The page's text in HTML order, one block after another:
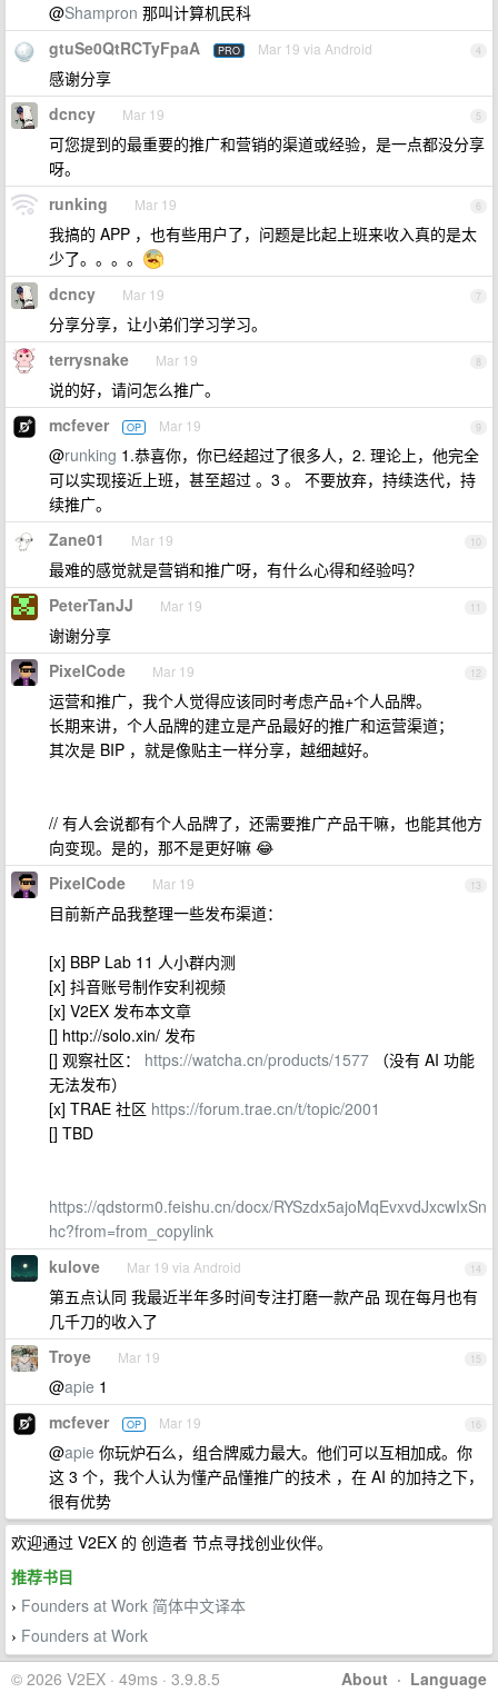
@Shampron 那叫计算机民科
4
gtuSe0QtRCTyFpaA PRO Mar 19 via Android
感谢分享
5
dcncy Mar 19
可您提到的最重要的推广和营销的渠道或经验，是一点都没分享
呀。
6
runking Mar 19
我搞的 APP ，也有些用户了，问题是比起上班来收入真的是太
少了。。。。
7
dcncy Mar 19
分享分享，让小弟们学习学习。
8
terrysnake Mar 19
说的好，请问怎么推广。
9
mcfever OP Mar 19
@runking 1.恭喜你，你已经超过了很多人，2. 理论上，他完全
可以实现接近上班，甚至超过 。3 。 不要放弃，持续迭代，持
续推广。
10
Zane01 Mar 19
最难的感觉就是营销和推广呀，有什么心得和经验吗？
11
PeterTanJJ Mar 19
谢谢分享
12
PixelCode Mar 19
运营和推广，我个人觉得应该同时考虑产品+个人品牌。
长期来讲，个人品牌的建立是产品最好的推广和运营渠道；
其次是 BIP ，就是像贴主一样分享，越细越好。
// 有人会说都有个人品牌了，还需要推广产品干嘛，也能其他方
向变现。是的，那不是更好嘛 😂
13
PixelCode Mar 19
目前新产品我整理一些发布渠道：
[x] BBP Lab 11 人小群内测
[x] 抖音账号制作安利视频
[x] V2EX 发布本文章
[] http://solo.xin/ 发布
[] 观察社区： https://watcha.cn/products/1577 （没有 AI 功能
无法发布）
[x] TRAE 社区 https://forum.trae.cn/t/topic/2001
[] TBD
https://qdstorm0.feishu.cn/docx/RYSzdx5ajoMqEvxvdJxcwIxSn
hc?from=from_copylink
14
kulove Mar 19 via Android
第五点认同 我最近半年多时间专注打磨一款产品 现在每月也有
几千刀的收入了
15
Troye Mar 19
@apie 1
16
mcfever OP Mar 19
@apie 你玩炉石么，组合牌威力最大。他们可以互相加成。你
这 3 个，我个人认为懂产品懂推广的技术 ，在 AI 的加持之下，
很有优势
欢迎通过 V2EX 的 创造者 节点寻找创业伙伴。
推荐书目
› Founders at Work 简体中文译本
› Founders at Work
About · Language
© 2026 V2EX · 49ms · 3.9.8.5